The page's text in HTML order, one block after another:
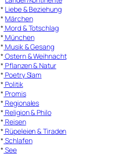
* Liebe & Beziehung
* Märchen
* Mord & Totschlag
* München
* Musik & Gesang
* Ostern & Weihnacht
* Pflanzen & Natur
* Poetry Slam
* Politik
* Promis
* Regionales
* Religion & Philo
* Reisen
* Rüpeleien & Tiraden
* Schlafen
* See